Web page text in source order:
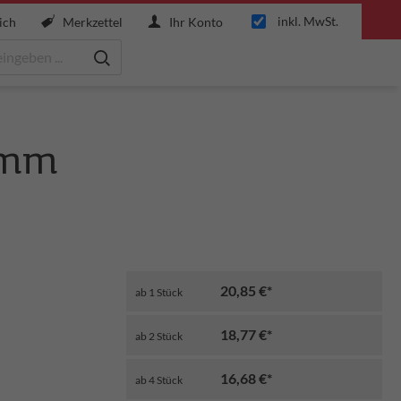
Merkzettel Ihr Konto inkl. MwSt.
ab 1 Stück 20,85 €*
ab 2 Stück 18,77 €*
ab4 Stück 16,68 €*